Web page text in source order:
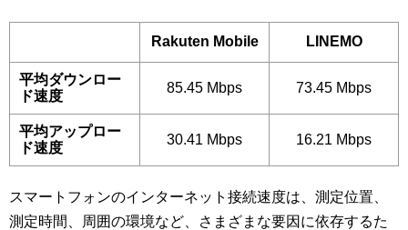
Rakuten Mobile LINEMO
平均ダウンロー
ド速度
85.45 Mbps 73.45 Mbps
平均アップロー
ド速度
30.41 Mbps 16.21 Mbps
スマートフォンのインターネット接続速度は、測定位置、
測定時間、周囲の環境など、さまざまな要因に依存するた